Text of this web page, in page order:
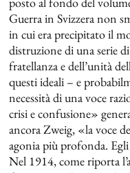
Guerra in Svizzera non
in cui era precipitato il
distruzione di una serie
fratellanza e dell’unità
questi ideali – e
necessità di una voce
crisi e confusione»
ancora Zweig, «la voce
agonia più profonda.
Nel 1914, come riporta